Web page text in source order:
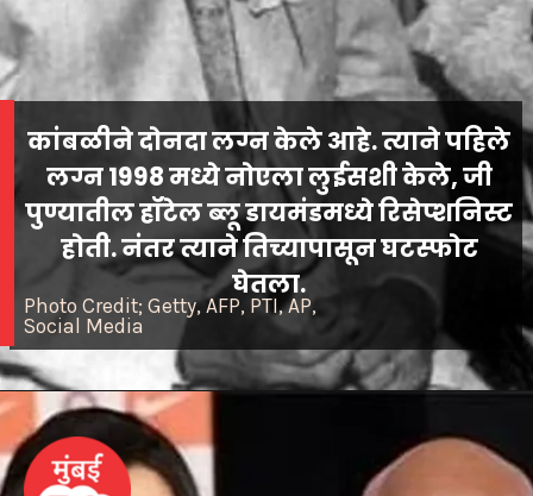
Photo Credit; Getty, AFP, PTI, AP,
Social Media
कांबळीने दोनदा लग्न केले आहे. त्याने पहिले
लग्न 1998 मध्ये नोएला लुईसशी केले, जी
पुण्यातील हॉटेल ब्लू डायमंडमध्ये रिसेप्शनिस्ट
होती. नंतर त्याने तिच्यापासून घटस्फोट
घेतला.